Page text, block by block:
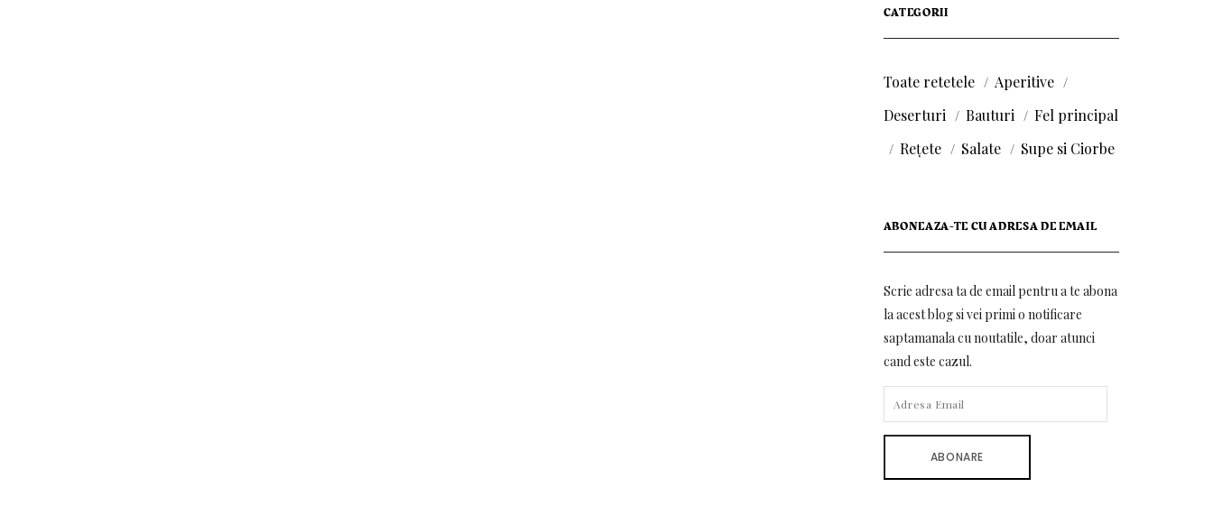
CATEGORII
Toate retetele
Aperitive
Deserturi
Bauturi
Fel principal
Rețete
Salate Supe si Ciorbe
ABONEAZA-TE CU ADRESA DE EMAIL
Scrie adresa ta de email pentru a te abona
la acest blog si vei primi o notificare
saptamanala cu noutatile, doar atunci
cand este cazul.
EMAIL
ABONARE